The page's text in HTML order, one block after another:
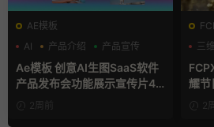
AE模板
AI
产品介绍 产品宣传
Ae模板 创意AI生图SaaS软件
产品发布会功能展示宣传片4K
片头2周前
三维
耀节
2